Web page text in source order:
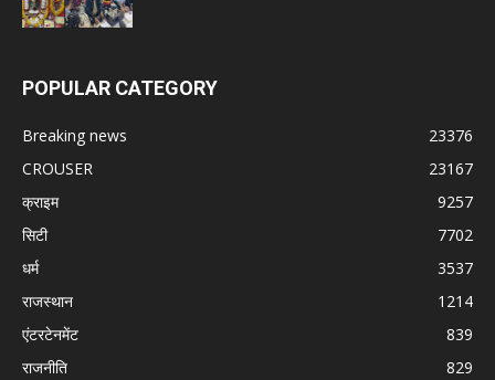
POPULAR CATEGORY
Breaking news
23376
CROUSER
23167
क्राइम
9257
सिटी
7702
धर्म
3537
राजस्थान
1214
एंटरटेनमेंट
839
राजनीति
829